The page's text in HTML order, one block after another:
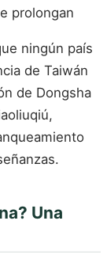
prolongan
ningún país
de Taiwán
de Dongsha
Una